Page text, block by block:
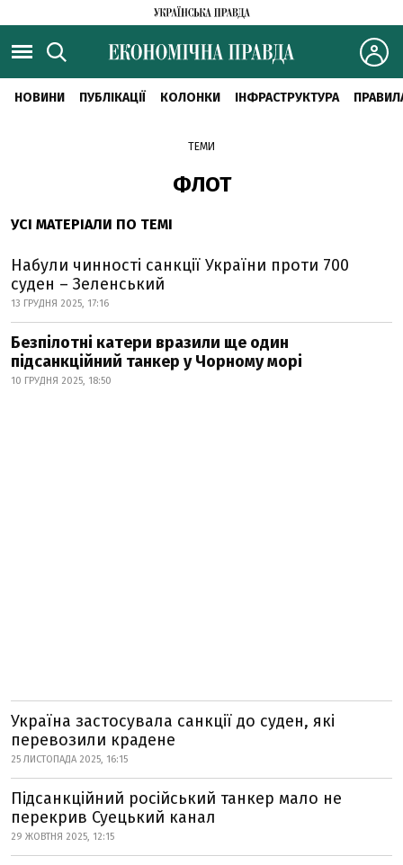
НОВИНИ ПУБЛІКАЦІЇ КОЛОНКИ ІНФРАСТРУКТУРА
ТЕМИ
ФЛОТ
УСІ МАТЕРІАЛИ ПО ТЕМІ
Набули чинності санкції України проти 700
суден – Зеленський
13 ГРУДНЯ 2025, 17:16
Безпілотні катери вразили ще один
підсанкційний танкер у Чорному морі
10 ГРУДНЯ 2025, 18:50
Україна застосувала санкції до суден, які
перевозили крадене
25 ЛИСТОПАДА 2025, 16:15
Підсанкційний російський танкер мало не
перекрив Суецький канал
29 ЖОВТНЯ 2025, 12:15